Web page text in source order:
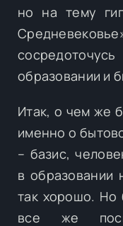
но на тему
образовании и
Итак, о чем же
именно о
– базис,
в образовании
так хорошо. Но
все же